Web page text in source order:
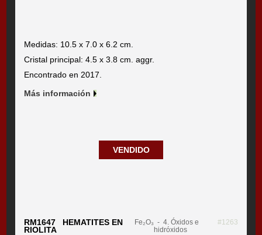
Medidas: 10.5 x 7.0 x 6.2 cm.
Cristal principal: 4.5 x 3.8 cm. aggr.
Encontrado en 2017.
Más información
VENDIDO
RM1647 HEMATITES EN
RIOLITA
Fe₂O₃ - 4. Óxidos e
hidróxidos
#1263